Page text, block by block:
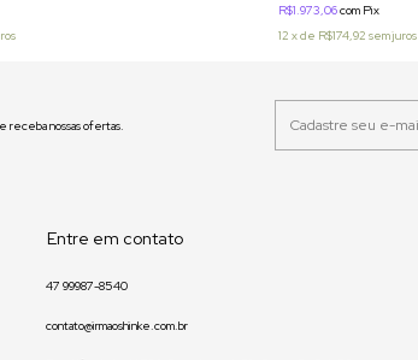
R$1.973,06com Pix
12 xde R$174,92 sem juros
receba nossas ofertas.
Entre em contato
47 99987-8540
contato@irmaoshinke.com.br